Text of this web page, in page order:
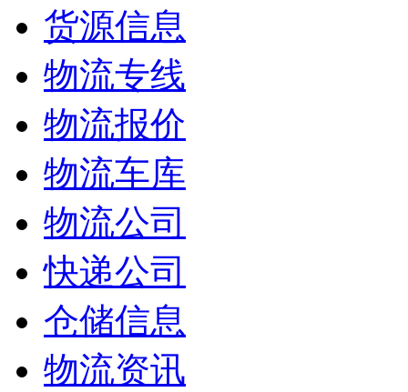
货源信息
物流专线
物流报价
物流车库
物流公司
快递公司
仓储信息
物流资讯